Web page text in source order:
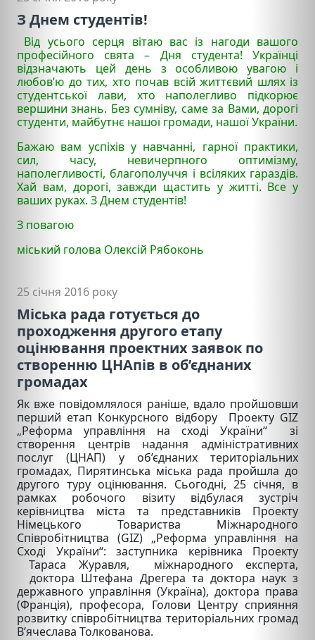
З Днем студентів!
Від усього серця вітаю вас із нагоди вашого
професійного свята – Дня студента! Українці
відзначають цей день з особливою увагою і
любов’ю до тих, хто почав всій життєвий шлях із
студентської лави, хто наполегливо підкорює
вершини знань. Без сумніву, саме за Вами, дорогі
студенти, майбутнє нашої громади, нашої України.
Бажаю вам успіхів у навчанні, гарної практики,
сил, часу, невичерпного оптимізму,
наполегливості, благополуччя і всіляких гараздів.
Хай вам, дорогі, завжди щастить у житті. Все у
ваших руках. З Днем студентів!
З повагою
міський голова Олексій Рябоконь
25 січня 2016 року
Міська рада готується до
проходження другого етапу
оцінювання проектних заявок по
створенню ЦНАпів в об’єднаних
громадах
Як вже повідомлялося раніше, вдало пройшовши
перший етап Конкурсного відбору Проекту GIZ
„Реформа управління на сході України“ зі
створення центрів надання адміністративних
послуг (ЦНАП) у об’єднаних територіальних
громадах, Пирятинська міська рада пройшла до
другого туру оцінювання. Сьогодні, 25 січня, в
рамках робочого візиту відбулася зустріч
керівництва міста та представників Проекту
Німецького Товариства Міжнародного
Співробітництва (GIZ) „Реформа управління на
Сході України“: заступника керівника Проекту
Тараса Журавля, міжнародного експерта,
доктора Штефана Дрегера та доктора наук з
державного управління (Україна), доктора права
(Франція), професора, Голови Центру сприяння
розвитку співробітництва територіальних громад
В’ячеслава Толкованова.